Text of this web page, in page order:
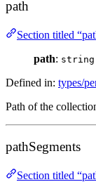
path
Section titled
path: string
Defined in: types/
Path of the
pathSegments
Section titled